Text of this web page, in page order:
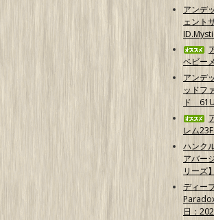
アンデ
ェント
ベビー
アンデ
ッドフ
ド
レム
ハンク
アバー
リーズ
ディー
日：